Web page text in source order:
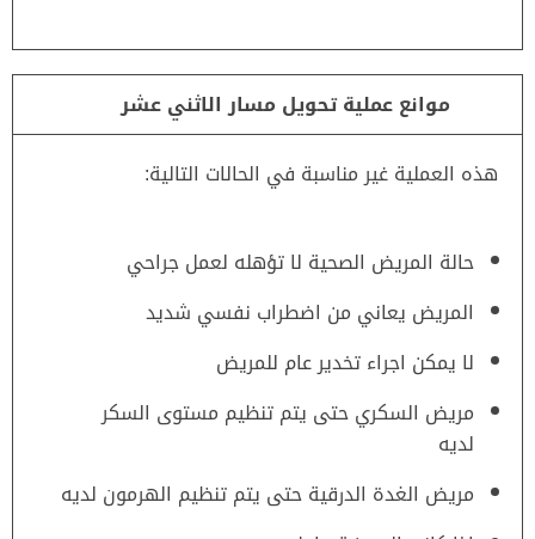
موانع عملية تحويل مسار الاثني عشر
هذه العملية غير مناسبة في الحالات التالية:
حالة المريض الصحية لا تؤهله لعمل جراحي
المريض يعاني من اضطراب نفسي شديد
لا يمكن اجراء تخدير عام للمريض
مريض السكري حتى يتم تنظيم مستوى السكر
لديه
مريض الغدة الدرقية حتى يتم تنظيم الهرمون لديه